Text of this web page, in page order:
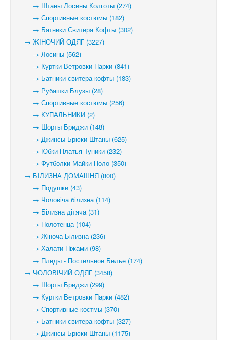
→ Штаны Лосины Колготы (274)
→ Спортивные костюмы (182)
→ Батники Свитера Кофты (302)
→ ЖІНОЧИЙ ОДЯГ (3227)
→ Лосины (562)
→ Куртки Ветровки Парки (841)
→ Батники свитера кофты (183)
→ Рубашки Блузы (28)
→ Спортивные костюмы (256)
→ КУПАЛЬНИКИ (2)
→ Шорты Бриджи (148)
→ Джинсы Брюки Штаны (625)
→ Юбки Платья Туники (232)
→ Футболки Майки Поло (350)
→ БІЛИЗНА ДОМАШНЯ (800)
→ Подушки (43)
→ Чоловіча білизна (114)
→ Білизна дітяча (31)
→ Полотенца (104)
→ Жіноча Білизна (236)
→ Халати Піжами (98)
→ Пледы - Постельное Белье (174)
→ ЧОЛОВІЧИЙ ОДЯГ (3458)
→ Шорты Бриджи (299)
→ Куртки Ветровки Парки (482)
→ Спортивные костмы (370)
→ Батники свитера кофты (327)
→ Джинсы Брюки Штаны (1175)